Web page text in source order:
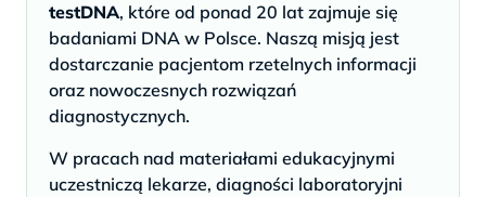
testDNA, które od ponad 20 lat zajmuje się
badaniami DNA w Polsce. Naszą misją jest
dostarczanie pacjentom rzetelnych informacji
oraz nowoczesnych rozwiązań
diagnostycznych.
W pracach nad materiałami edukacyjnymi
uczestniczą lekarze, diagności laboratoryjni